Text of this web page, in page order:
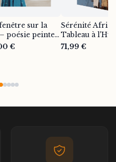
sur la
poésie peinte à
sur toile
€
Sérénité
Tableau à
Peint à la Main
71,99 €